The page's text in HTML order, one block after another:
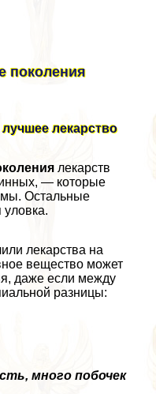
поколения
лекарство
лекарств
— которые
Остальные
лекарства на
вещество может
даже если между
разницы:
много побочек